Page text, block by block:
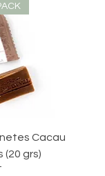
Cacau
(20 grs)